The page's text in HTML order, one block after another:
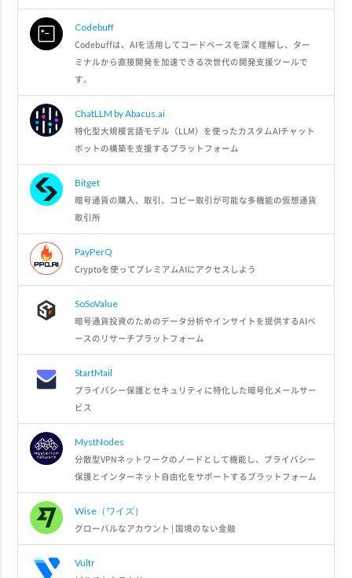
Codebuff
Codebuffは、AIを活用してコードベースを深く理解し、ター
ミナルから直接開発を加速できる次世代の開発支援ツールで
す。
ChatLLM by Abacus.ai
特化型大規模言語モデル（LLM）を使ったカスタムAIチャット
ボットの構築を支援するプラットフォーム
Bitget
暗号通貨の購入、取引、コピー取引が可能な多機能の仮想通貨
取引所
PayPerQ
Cryptoを使ってプレミアムAIにアクセスしよう
SoSoValue
暗号通貨投資のためのデータ分析やインサイトを提供するAIベ
ースのリサーチプラットフォーム
StartMail
プライバシー保護とセキュリティに特化した暗号化メールサー
ビス
MystNodes
分散型VPNネットワークのノードとして機能し、プライバシー
保護とインターネット自由化をサポートするプラットフォーム
Wise（ワイズ）
グローバルなアカウント | 国境のない金融
Vultr